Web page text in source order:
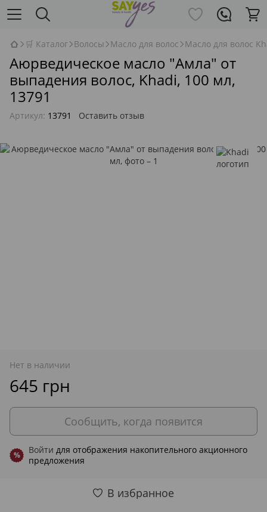
🛒 Каталог Волосы Масло для волос Масло для волос
Аюрведическое масло "Амла" от
выпадения волос, Khadi, 100 мл,
13791
Артикул: 13791 Оставить отзыв
Нет в наличии
645 грн
Сообщить, когда появится
% Войти для отображения накопительного акционного
предложения
В избранное